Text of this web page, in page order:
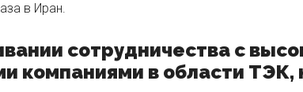
в Иран.
сотрудничества с
компаниями в области ТЭК,